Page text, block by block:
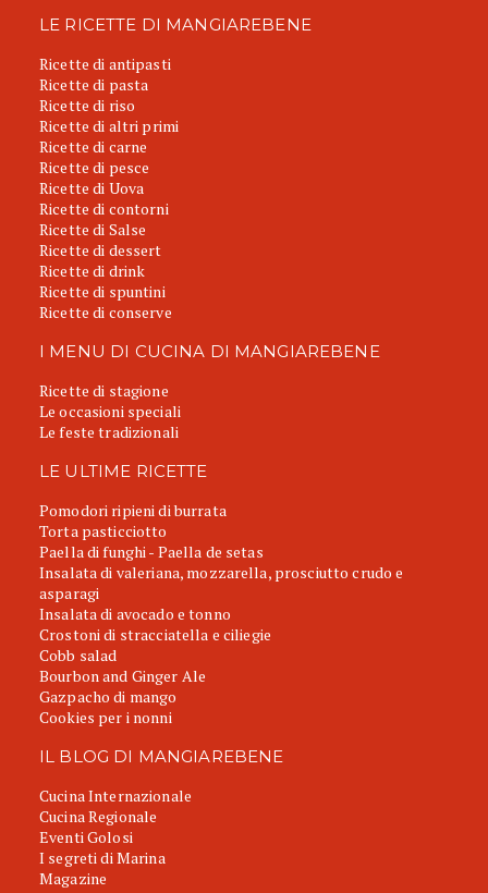
LE RICETTE DI MANGIAREBENE
Ricette di antipasti
Ricette di pasta
Ricette di riso
Ricette di altri primi
Ricette di carne
Ricette di pesce
Ricette di Uova
Ricette di contorni
Ricette di Salse
Ricette di dessert
Ricette di drink
Ricette di spuntini
Ricette di conserve
I MENU DI CUCINA DI MANGIAREBENE
Ricette di stagione
Le occasioni speciali
Le feste tradizionali
LE ULTIME RICETTE
Pomodori ripieni di burrata
Torta pasticciotto
Paella di funghi - Paella de setas
Insalata di valeriana, mozzarella, prosciutto crudo e
asparagi
Insalata di avocado e tonno
Crostoni di stracciatella e ciliegie
Cobb salad
Bourbon and Ginger Ale
Gazpacho di mango
Cookies per i nonni
IL BLOG DI MANGIAREBENE
Cucina Internazionale
Cucina Regionale
Eventi Golosi
I segreti di Marina
Magazine